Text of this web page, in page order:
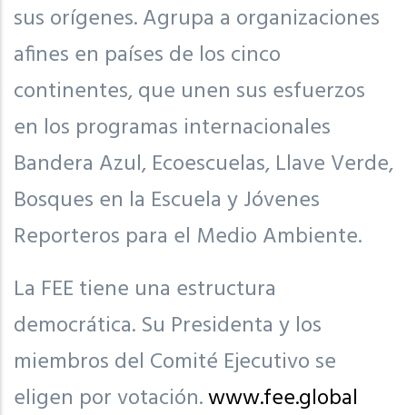
sus orígenes. Agrupa a organizaciones
afines en países de los cinco
continentes, que unen sus esfuerzos
en los programas internacionales
Bandera Azul, Ecoescuelas, Llave Verde,
Bosques en la Escuela y Jóvenes
Reporteros para el Medio Ambiente.
La FEE tiene una estructura
democrática. Su Presidenta y los
miembros del Comité Ejecutivo se
eligen por votación.www.fee.global